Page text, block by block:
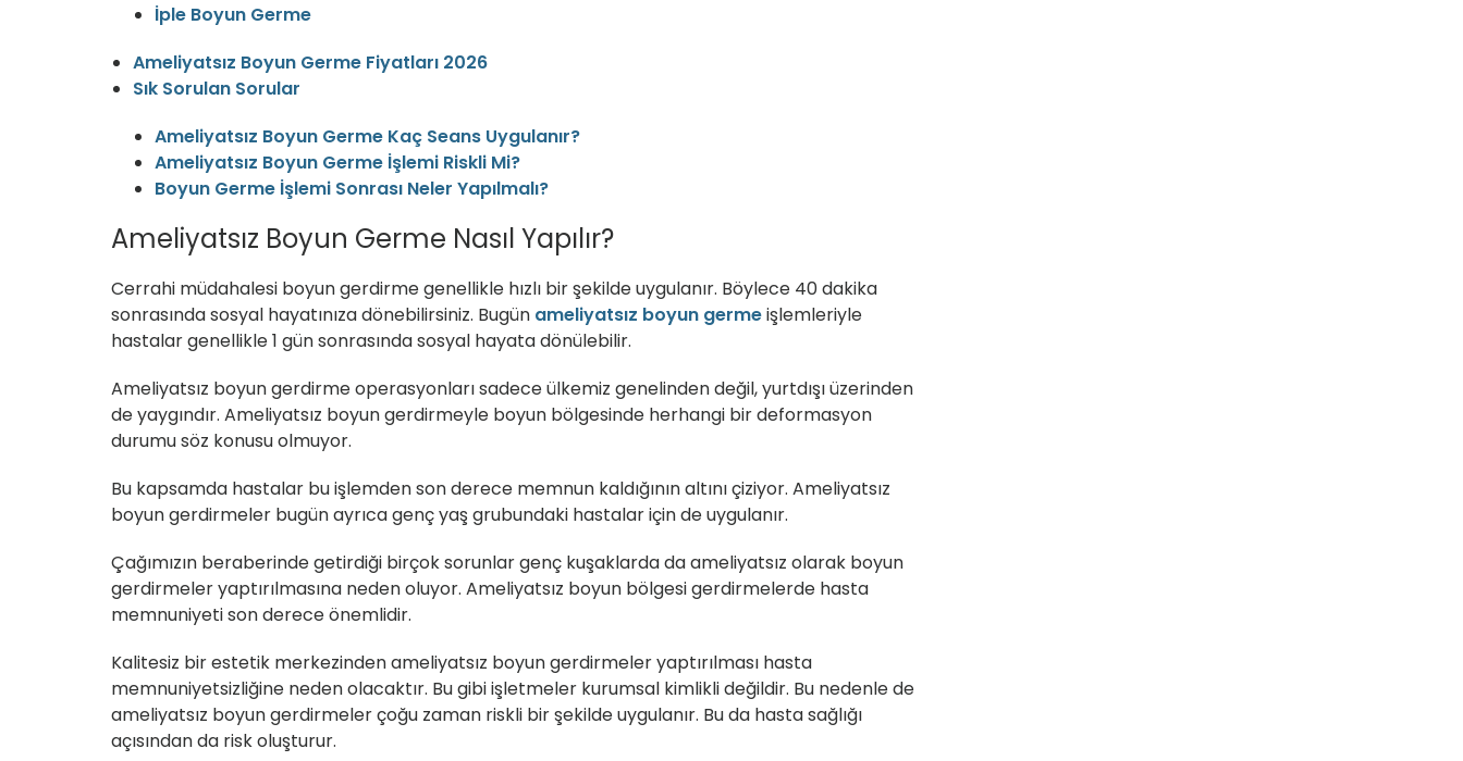
İple Boyun Germe
Ameliyatsız Boyun Germe Fiyatları 2026
Sık Sorulan Sorular
Ameliyatsız Boyun Germe Kaç Seans Uygulanır?
Ameliyatsız Boyun Germe İşlemi Riskli Mi?
Boyun Germe İşlemi Sonrası Neler Yapılmalı?
Ameliyatsız Boyun Germe Nasıl Yapılır?
Cerrahi müdahalesi boyun gerdirme genellikle hızlı bir şekilde uygulanır. Böylece 40 dakika
sonrasında sosyal hayatınıza dönebilirsiniz. Bugün ameliyatsız boyun germeişlemleriyle
hastalar genellikle 1 gün sonrasında sosyal hayata dönülebilir.
Ameliyatsız boyun gerdirme operasyonları sadece ülkemiz genelinden değil, yurtdışı üzerinden
de yaygındır. Ameliyatsız boyun gerdirmeyle boyun bölgesinde herhangi bir deformasyon
durumu söz konusu olmuyor.
Bu kapsamda hastalar bu işlemden son derece memnun kaldığının altını çiziyor. Ameliyatsız
boyun gerdirmeler bugün ayrıca genç yaş grubundaki hastalar için de uygulanır.
Çağımızın beraberinde getirdiği birçok sorunlar genç kuşaklarda da ameliyatsız olarak boyun
gerdirmeler yaptırılmasına neden oluyor. Ameliyatsız boyun bölgesi gerdirmelerde hasta
memnuniyeti son derece önemlidir.
Kalitesiz bir estetik merkezinden ameliyatsız boyun gerdirmeler yaptırılması hasta
memnuniyetsizliğine neden olacaktır. Bu gibi işletmeler kurumsal kimlikli değildir. Bu nedenle de
ameliyatsız boyun gerdirmeler çoğu zaman riskli bir şekilde uygulanır. Bu da hasta sağlığı
açısından da risk oluşturur.